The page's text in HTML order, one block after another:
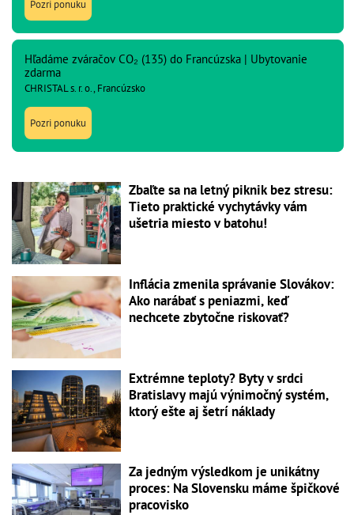
Pozri ponuku
Hľadáme zváračov CO₂ (135) do Francúzska | Ubytovanie
zdarma
CHRISTAL s. r. o., Francúzsko
Pozri ponuku
Zbaľte sa na letný piknik bez stresu:
Tieto praktické vychytávky vám
ušetria miesto v batohu!
Inflácia zmenila správanie Slovákov:
Ako narábať s peniazmi, keď
nechcete zbytočne riskovať?
Extrémne teploty? Byty v srdci
Bratislavy majú výnimočný systém,
ktorý ešte aj šetrí náklady
Za jedným výsledkom je unikátny
proces: Na Slovensku máme špičkové
pracovisko